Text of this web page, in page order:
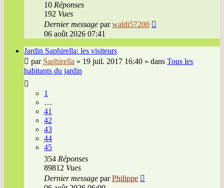
10 Réponses
192 Vues
Dernier message parwaldi57200
06 août 2026 07:41
Jardin Saphirella: les visiteurs
par Saphirella » 19 juil. 2017 16:40 » dans Tous les
habitants du jardin
1
…
41
42
43
44
45
354 Réponses
89812 Vues
Dernier message parPhilippe